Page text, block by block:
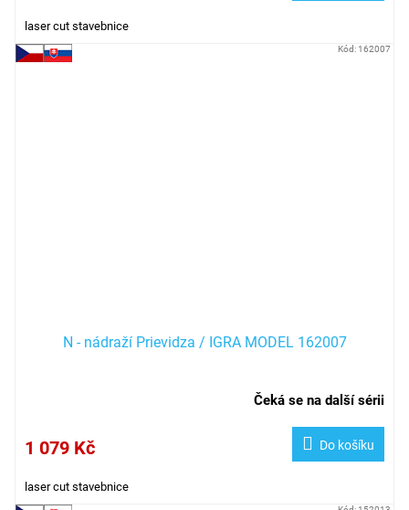
laser cut stavebnice
N - nádraží Prievidza / IGRA MODEL 162007
Čeká se na další sérii
1 079 Kč Do košíku
laser cut stavebnice
Kód: 162007